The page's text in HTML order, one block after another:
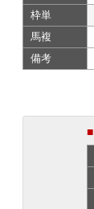
枠単
馬複
備考
■